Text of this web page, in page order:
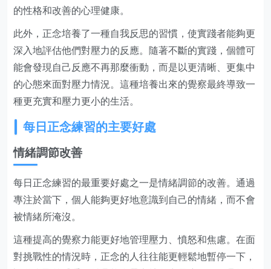
的性格和改善的心理健康。
此外，正念培養了一種自我反思的習慣，使實踐者能夠更
深入地評估他們對壓力的反應。隨著不斷的實踐，個體可
能會發現自己反應不再那麼衝動，而是以更清晰、更集中
的心態來面對壓力情況。這種培養出來的覺察最終導致一
種更充實和壓力更小的生活。
每日正念練習的主要好處
情緒調節改善
每日正念練習的最重要好處之一是情緒調節的改善。通過
專注於當下，個人能夠更好地意識到自己的情緒，而不會
被情緒所淹沒。
這種提高的覺察力能更好地管理壓力、憤怒和焦慮。在面
對挑戰性的情況時，正念的人往往能更輕鬆地暫停一下，